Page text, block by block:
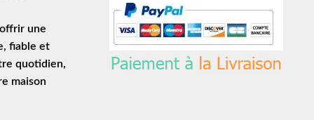
une
, fiable et
quotidien,
maison